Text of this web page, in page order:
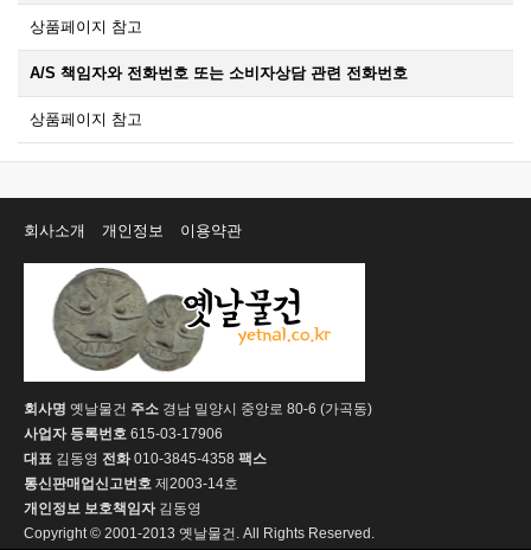
상품페이지 참고
A/S 책임자와 전화번호 또는 소비자상담 관련 전화번호
상품페이지 참고
회사소개 개인정보 이용약관
회사명 옛날물건 주소 경남 밀양시 중앙로 80-6 (가곡동)
사업자 등록번호 615-03-17906
대표 김동영 전화010-3845-4358 팩스
통신판매업신고번호 제2003-14호
개인정보 보호책임자김동영
Copyright © 2001-2013 옛날물건. All Rights Reserved.